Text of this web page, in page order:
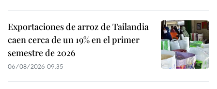
Exportaciones de arroz de Tailandia
caen cerca de un 19% en el primer
semestre de 2026
06/08/2026 09:35